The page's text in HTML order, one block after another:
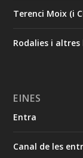
Terenci Moix (i
Rodalies i altres
EINES
Entra
Canal de les